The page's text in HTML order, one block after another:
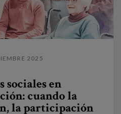
2025
sociales en
cuando la
la participación